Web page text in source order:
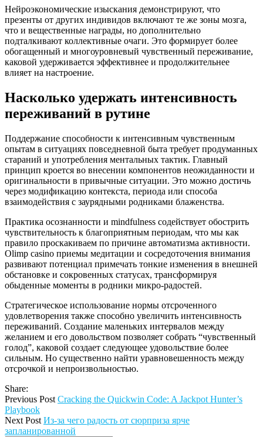
Нейроэкономические изыскания демонстрируют, что
презенты от других индивидов включают те же зоны мозга,
что и вещественные награды, но дополнительно
подталкивают коллективные очаги. Это формирует более
обогащенный и многоуровневый чувственный переживание,
каковой удерживается эффективнее и продолжительнее
влияет на настроение.
Насколько удержать интенсивность
переживаний в рутине
Поддержание способности к интенсивным чувственным
опытам в ситуациях повседневной быта требует продуманных
стараний и употребления ментальных тактик. Главный
принцип кроется во внесении компонентов неожиданности и
оригинальности в привычные ситуации. Это можно достичь
через модификацию контекста, периода или способа
взаимодействия с заурядными родниками блаженства.
Практика осознанности и mindfulness содействует обострить
чувствительность к благоприятным периодам, что мы как
правило проскакиваем по причине автоматизма активности.
Olimp casino приемы медитации и сосредоточения внимания
развивают потенциал примечать тонкие изменения в внешней
обстановке и сокровенных статусах, трансформируя
обыденные моменты в родники микро-радостей.
Стратегическое использование нормы отсроченного
удовлетворения также способно увеличить интенсивность
переживаний. Создание маленьких интервалов между
желанием и его довольством позволяет собрать “чувственный
голод”, каковой создает следующее удовольствие более
сильным. Но существенно найти уравновешенность между
отсрочкой и непроизвольностью.
Share:
Previous Post Cracking the Quickwin Code: A Jackpot Hunter’s
Playbook
Next Post Из-за чего радость от сюрприза ярче
запланированной